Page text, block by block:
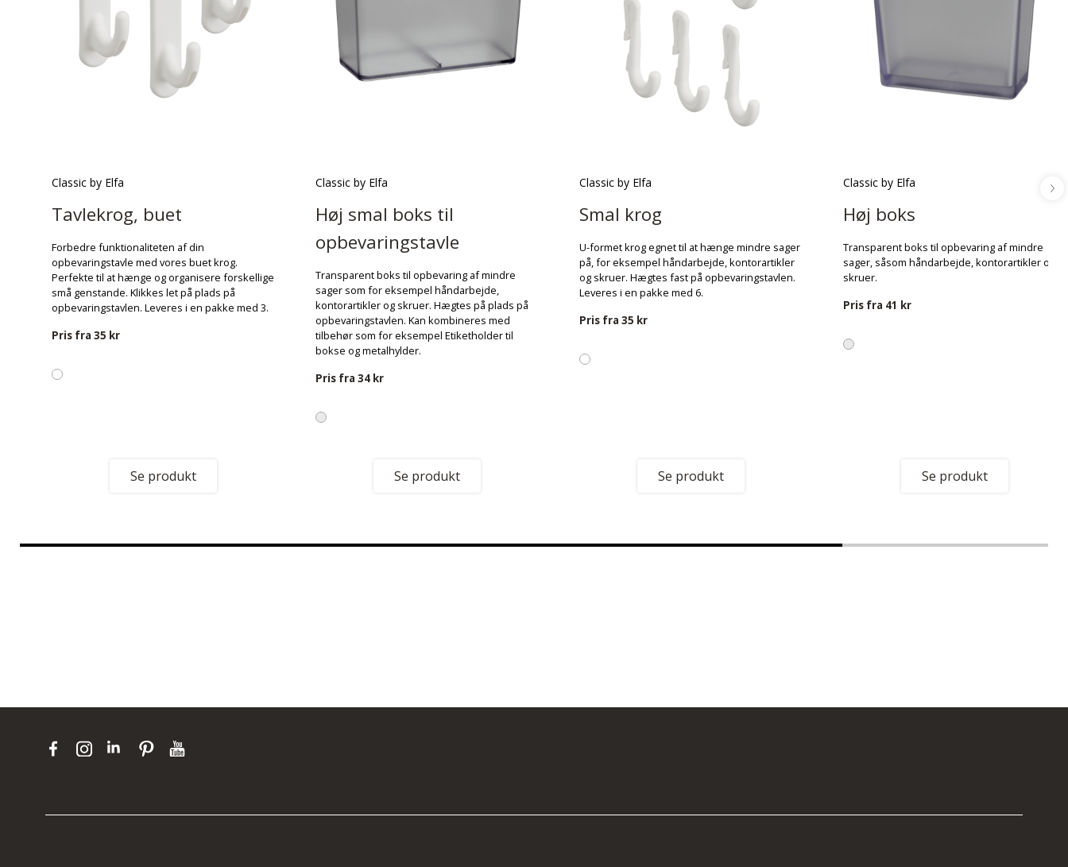
Classic by Elfa
Tavlekrog, buet
Forbedre funktionaliteten af din
opbevaringstavle med vores buet krog.
Perfekte til at hænge og organisere forskellige
små genstande. Klikkes let på plads på
opbevaringstavlen. Leveres i en pakke med 3.
Pris fra 35 kr
Se produkt
Classic by Elfa
Høj smal boks til
opbevaringstavle
Transparent boks til opbevaring af mindre
sager som for eksempel håndarbejde,
kontorartikler og skruer. Hægtes på plads på
opbevaringstavlen. Kan kombineres med
tilbehør som for eksempel Etiketholder til
bokse og metalhylder.
Pris fra 34 kr
Se produkt
Classic by Elfa
Smal krog
U-formet krog egnet til at hænge mindre sager
på, for eksempel håndarbejde, kontorartikler
og skruer. Hægtes fast på opbevaringstavlen.
Leveres i en pakke med 6.
Pris fra 35 kr
Se produkt
Classic by Elfa
Høj boks
Transparent boks til opbevaring af mindre
sager, såsom håndarbejde, kontorartikler og
skruer.
Pris fra 41 kr
Se produkt